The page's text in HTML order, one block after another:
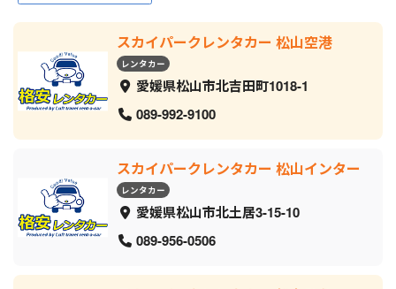
スカイパークレンタカー 松山空港
レンタカー
愛媛県松山市北吉田町1018-1
089-992-9100
スカイパークレンタカー 松山インター
レンタカー
愛媛県松山市北土居3-15-10
089-956-0506